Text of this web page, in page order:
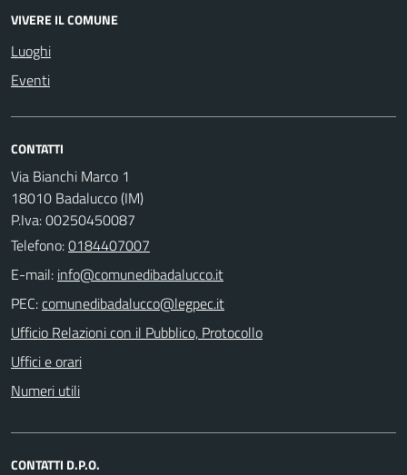
VIVERE IL COMUNE
Luoghi
Eventi
CONTATTI
Via Bianchi Marco 1
18010 Badalucco (IM)
P.Iva: 00250450087
Telefono:0184407007
E-mail:
PEC:
Ufficio Relazioni con il Pubblico, Protocollo
Uffici e orari
Numeri utili
CONTATTI D.P.O.